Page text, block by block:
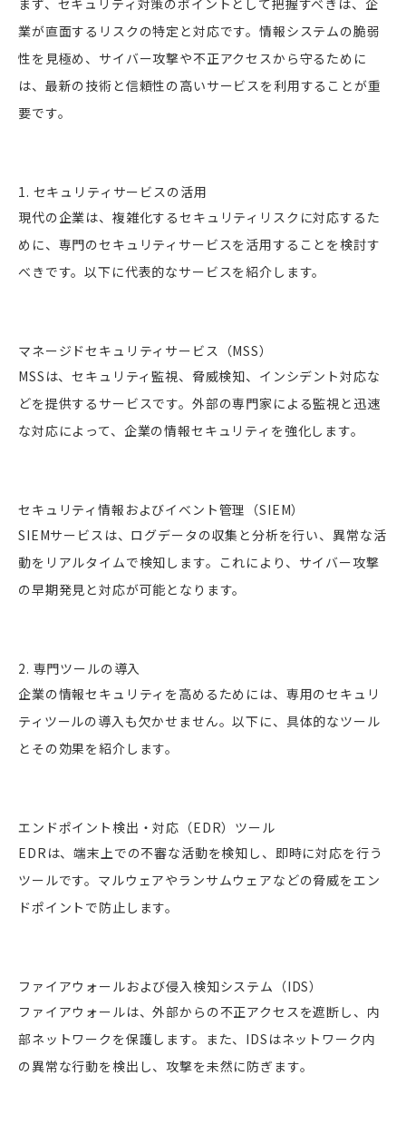
業が直面するリスクの特定と対応です。情報システムの脆弱
性を見極め、サイバー攻撃や不正アクセスから守るために
は、最新の技術と信頼性の高いサービスを利用することが重
要です。
1. セキュリティサービスの活用
現代の企業は、複雑化するセキュリティリスクに対応するた
めに、専門のセキュリティサービスを活用することを検討す
べきです。以下に代表的なサービスを紹介します。
マネージドセキュリティサービス（MSS）
MSSは、セキュリティ監視、脅威検知、インシデント対応な
どを提供するサービスです。外部の専門家による監視と迅速
な対応によって、企業の情報セキュリティを強化します。
セキュリティ情報およびイベント管理（SIEM）
SIEMサービスは、ログデータの収集と分析を行い、異常な活
動をリアルタイムで検知します。これにより、サイバー攻撃
の早期発見と対応が可能となります。
2. 専門ツールの導入
企業の情報セキュリティを高めるためには、専用のセキュリ
ティツールの導入も欠かせません。以下に、具体的なツール
とその効果を紹介します。
エンドポイント検出・対応（EDR）ツール
EDRは、端末上での不審な活動を検知し、即時に対応を行う
ツールです。マルウェアやランサムウェアなどの脅威をエン
ドポイントで防止します。
ファイアウォールおよび侵入検知システム（IDS）
ファイアウォールは、外部からの不正アクセスを遮断し、内
部ネットワークを保護します。また、IDSはネットワーク内
の異常な行動を検出し、攻撃を未然に防ぎます。